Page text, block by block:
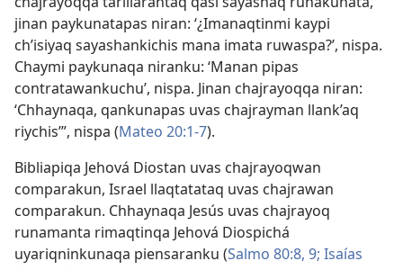
jinan paykunatapas niran: ‘¿Imanaqtinmi kaypi
ch’isiyaq sayashankichis mana imata ruwaspa?’, nispa.
Chaymi paykunaqa niranku: ‘Manan pipas
contratawankuchu’, nispa. Jinan chajrayoqqa niran:
‘Chhaynaqa, qankunapas uvas chajrayman llank’aq
riychis’”, nispa (Mateo 20:1-7).
Bibliapiqa Jehová Diostan uvas chajrayoqwan
comparakun, Israel llaqtatataq uvas chajrawan
comparakun. Chhaynaqa Jesús uvas chajrayoq
runamanta rimaqtinqa Jehová Diospichá
uyariqninkunaqa piensaranku (Salmo 80:8, 9; Isaías